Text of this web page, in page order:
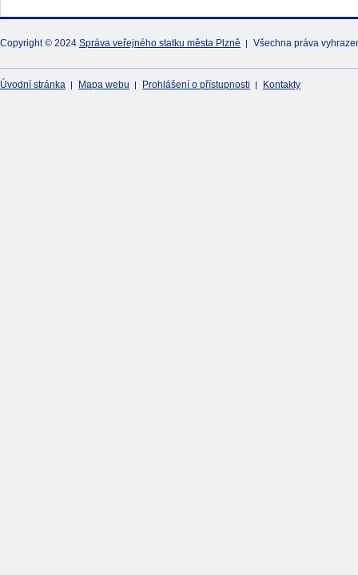
Copyright © 2024 Správa veřejného statku města Plzně Všechna práva
Úvodní stránka Mapa webu Prohlášení o přístupnosti Kontakty